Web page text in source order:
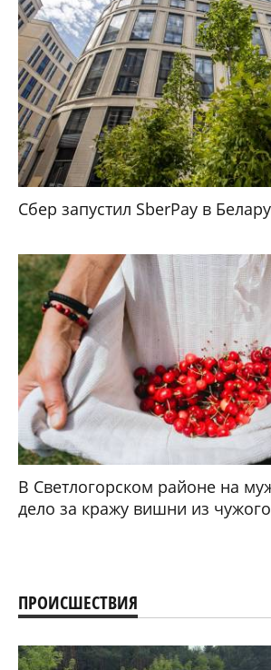
Сбер запустил SberPay в
В Светлогорском районе на
дело за кражу вишни из
ПРОИСШЕСТВИЯ